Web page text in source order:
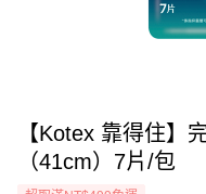
【Kotex 靠得住】
（41cm）7片/包